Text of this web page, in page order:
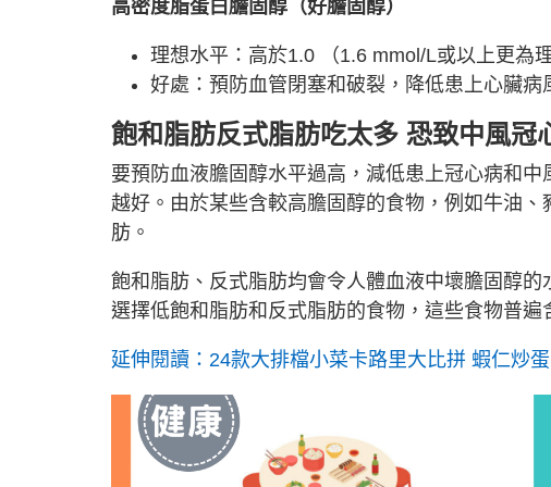
高密度脂蛋白膽固醇（好膽固醇）
理想水平：高於1.0 （1.6 mmol/L或以上更為理
好處：預防血管閉塞和破裂，降低患上心臟病
飽和脂肪反式脂肪吃太多 恐致中風冠
要預防血液膽固醇水平過高，減低患上冠心病和
越好。由於某些含較高膽固醇的食物，例如牛油
肪。
飽和脂肪、反式脂肪均會令人體血液中壞膽固醇
選擇低飽和脂肪和反式脂肪的食物，這些食物普遍
延伸閱讀：24款大排檔小菜卡路里大比拼 蝦仁炒